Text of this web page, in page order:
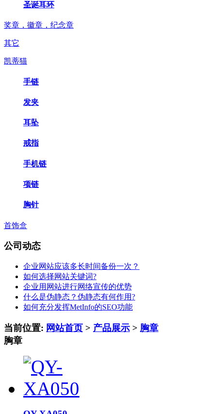
圣诞耳环
奖章，徽章，纪念章
其它
凯蒂猫
手链
发夹
耳坠
戒指
手机链
项链
胸针
首饰盒
公司动态
企业网站应该多长时间备份一次？
如何选择网站关键词?
企业用网站进行网络宣传的优势
什么是伪静态？伪静态有何作用?
如何充分发挥MetInfo的SEO功能
当前位置: 网站首页 > 产品展示 > 胸章
胸章